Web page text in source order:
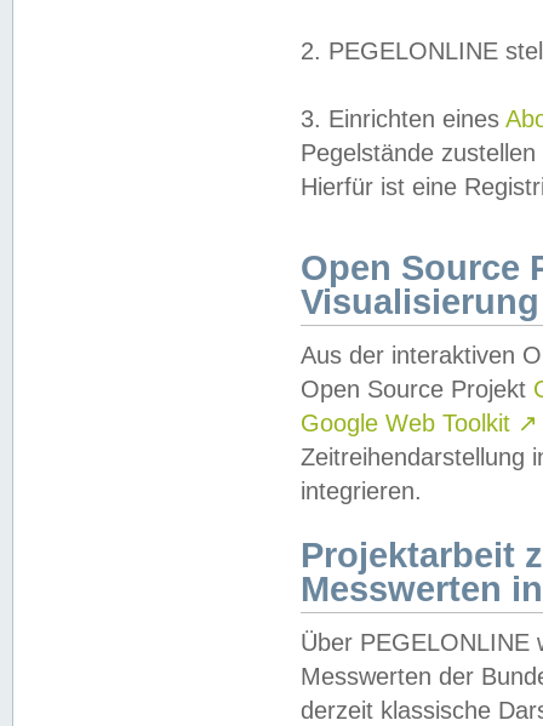
2. PEGELONLINE
3. Einrichten eines
Pegelstände
Hierfür ist eine
Open Source
Visualisierung
Aus der interaktiven
Open Source Projekt
Google Web Toolkit ↗
Zeitreihendarstellung
integrieren.
Projektarbeit
Messwerten
Über PEGELONLINE
Messwerten der
derzeit klassische